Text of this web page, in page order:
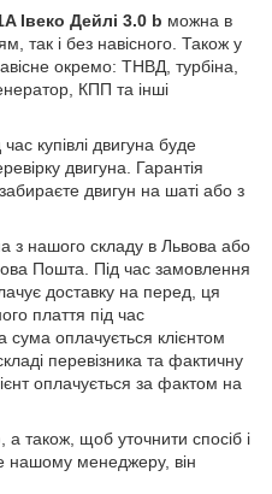
Івеко Дейлі 3.0 b можна в
так і без навісного. Також у
окремо: ТНВД, турбіна,
КПП та інші
купівлі двигуна буде
двигуна. Гарантія
двигун на шаті або з
з нашого складу в Львова або
Пошта. Під час замовлення
доставку на перед, ця
плаття під час
сума оплачується клієнтом
перевізника та фактичну
оплачується за фактом на
також, щоб уточнити спосіб і
нашому менеджеру, він